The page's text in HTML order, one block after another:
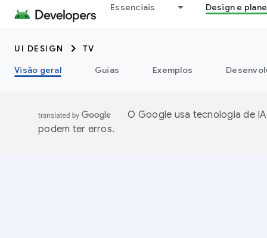
Essenciais Design e
UI DESIGN
TV
Visão geral
Guias Exemplos
O Google usa tecnologia de
podem ter erros.